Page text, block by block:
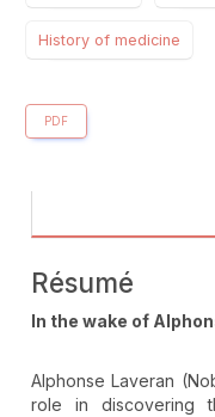
History of medicine
PDF
Résumé
In the wake of
Alphonse Laveran
role in discovering